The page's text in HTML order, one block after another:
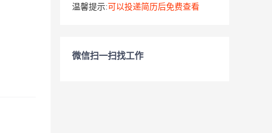
温馨提示: 可以投递简历后免费查看
微信扫一扫找工作